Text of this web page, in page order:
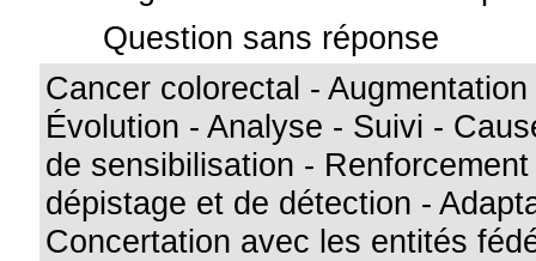
Question sans réponse
Cancer colorectal -
Évolution - Analyse - Suivi -
de sensibilisation -
dépistage et de détection -
Concertation avec les entités